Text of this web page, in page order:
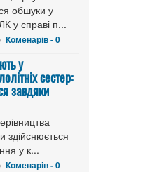
обшуки у
у справі п...
Коменарів - 0
у
сестер:
завдяки
здійснюється
у к...
Коменарів - 0